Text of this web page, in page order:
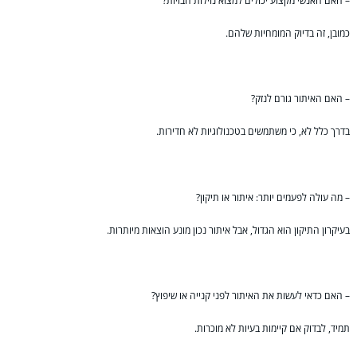
כמובן, זה בדיוק המומחיות שלהם.
– האם האיתור גורם לנזק?
בדרך כלל לא, כי משתמשים בטכנולוגיות לא חדירות.
– מה עולה לפעמים יותר: איתור או תיקון?
בעיקרון התיקון הוא הגדול, אבל איתור נכון מונע הוצאות מיותרות.
– האם כדאי לעשות את האיתור לפני קנייה או שיפוץ?
תמיד, לבדוק אם קיימות בעיות לא מוכרות.